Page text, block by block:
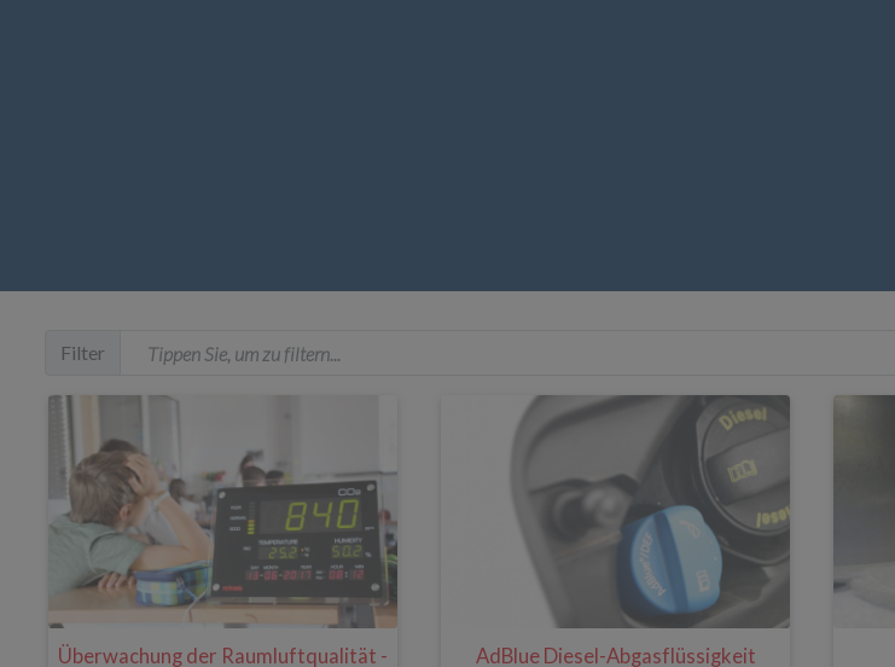
Filter
Überwachung der Raumluftqualität -
AdBlue Diesel-Abgasflüssigkeit